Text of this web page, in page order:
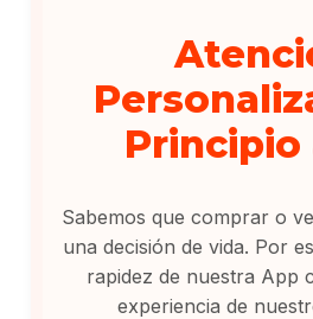
Principio
Sabemos que comprar o
una decisión de vida. Por
rapidez de nuestra App
experiencia de